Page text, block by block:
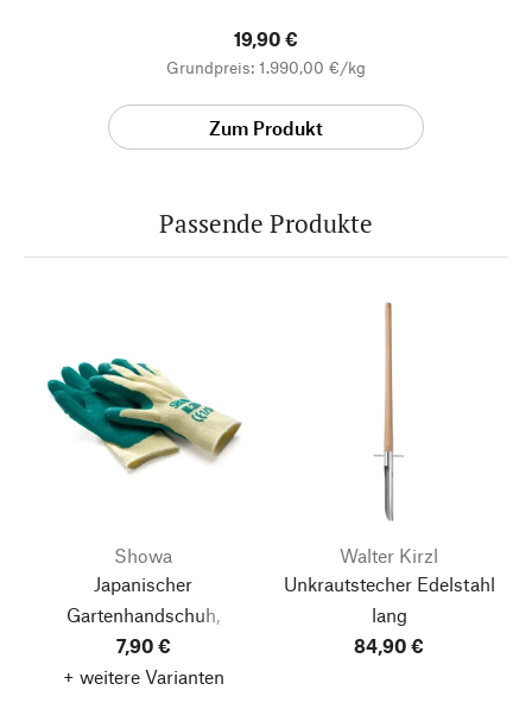
19,90 €
Grundpreis: 1.990,00 €/kg
Zum Produkt
Passende Produkte
Showa
Japanischer
Gartenhandschuh,
Sommer
7,90 €
+ weitere Varianten
Walter Kirzl
Unkrautstecher Edelstahl
lang
84,90 €